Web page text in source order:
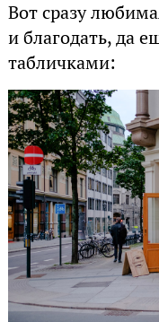
Вот сразу
и благодать, да
табличками: